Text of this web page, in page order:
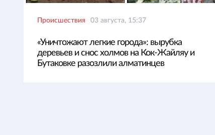
Происшествия 03 августа, 15:37
«Уничтожают легкие города»: вырубка
деревьев и снос холмов на Кок-Жайляу и
Бутаковке разозлили алматинцев